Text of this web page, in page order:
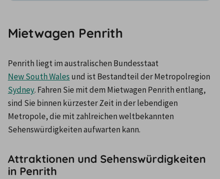
Mietwagen Penrith
Penrith liegt im australischen Bundesstaat
New South Wales und ist Bestandteil der Metropolregion
Sydney. Fahren Sie mit dem Mietwagen Penrith entlang,
sind Sie binnen kürzester Zeit in der lebendigen
Metropole, die mit zahlreichen weltbekannten
Sehenswürdigkeiten aufwarten kann.
Attraktionen und Sehenswürdigkeiten
in Penrith